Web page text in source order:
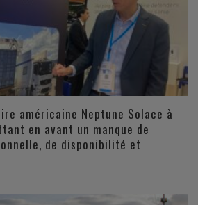
américaine Neptune Solace à
en avant un manque de
de disponibilité et